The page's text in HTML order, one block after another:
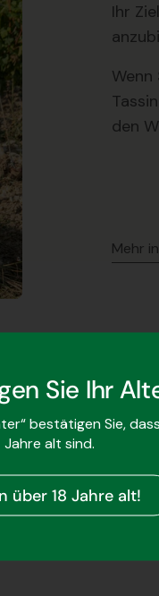
Ihr
den
Mehr
Herstellung
zur Flasche wird jeder
Sie Ihr
bestätigen Sie,
Jahre alt sind.
über 18 Jahre alt!